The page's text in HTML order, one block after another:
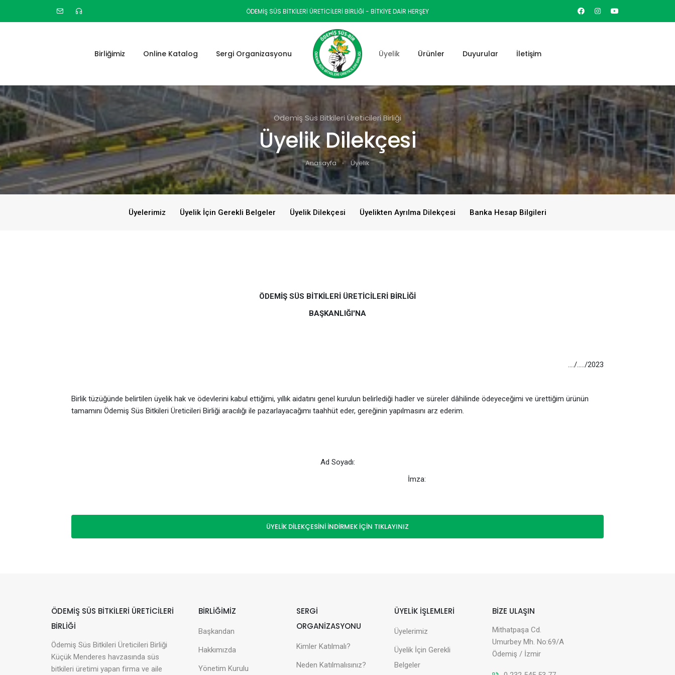
ÖDEMIŞ SÜS BITKILERI ÜRETICILERI BIRLIĞI - BİTKİYE DAİR HERŞEY
Birliğimiz Online Katalog Sergi Organizasyonu Üyelik Ürünler Duyurular İletişim
Ödemiş Süs Bitkileri Üreticileri Birliği
Üyelik Dilekçesi
Anasayfa Üyelik
Üyelerimiz Üyelik İçin Gerekli Belgeler Üyelik Dilekçesi Üyelikten Ayrılma Dilekçesi Banka Hesap Bilgileri
ÖDEMİŞ SÜS BİTKİLERİ ÜRETİCİLERİ BİRLİĞİ
BAŞKANLIĞI'NA
..../...../2023
Birlik tüzüğünde belirtilen üyelik hak ve ödevlerini kabul ettiğimi, yıllık aidatını genel kurulun belirlediği hadler ve süreler dâhilinde ödeyeceğimi ve ürettiğim ürünün
tamamını Ödemiş Süs Bitkileri Üreticileri Birliği aracılığı ile pazarlayacağımı taahhüt eder, gereğinin yapılmasını arz ederim.
Ad Soyadı:
İmza:
ÜYELİK DİLEKÇESİNİ İNDİRMEK İÇİN TIKLAYINIZ
ÖDEMIŞ SÜS BITKILERI ÜRETICILERI
BIRLIĞI
Ödemiş Süs Bitkileri Üreticileri Birliği
Küçük Menderes havzasında süs
bitkileri üretimi yapan firma ve aile
BİRLİĞİMİZ
Başkandan
Hakkımızda
Yönetim Kurulu
SERGİ
ORGANİZASYONU
Kimler Katılmalı?
Neden Katılmalısınız?
ÜYELİK İŞLEMLERİ
Üyelerimiz
Üyelik İçin Gerekli
Belgeler
BİZE ULAŞIN
Mithatpaşa Cd.
Umurbey Mh. No:69/A
Ödemiş / İzmir